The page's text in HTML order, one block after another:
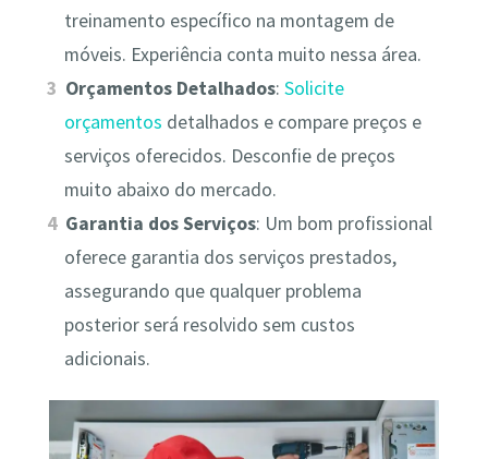
treinamento específico na montagem de
móveis. Experiência conta muito nessa área.
Orçamentos Detalhados:Solicite
orçamentos detalhados e compare preços e
serviços oferecidos. Desconfie de preços
muito abaixo do mercado.
Garantia dos Serviços: Um bom profissional
oferece garantia dos serviços prestados,
assegurando que qualquer problema
posterior será resolvido sem custos
adicionais.